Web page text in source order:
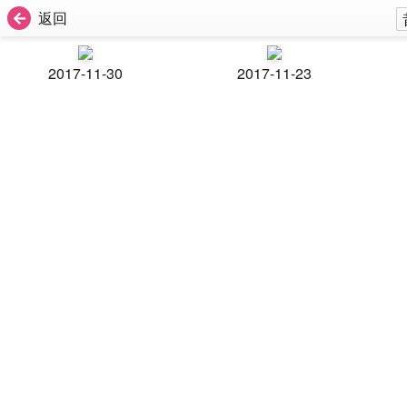
返回
2017-11-30 2017-11-23